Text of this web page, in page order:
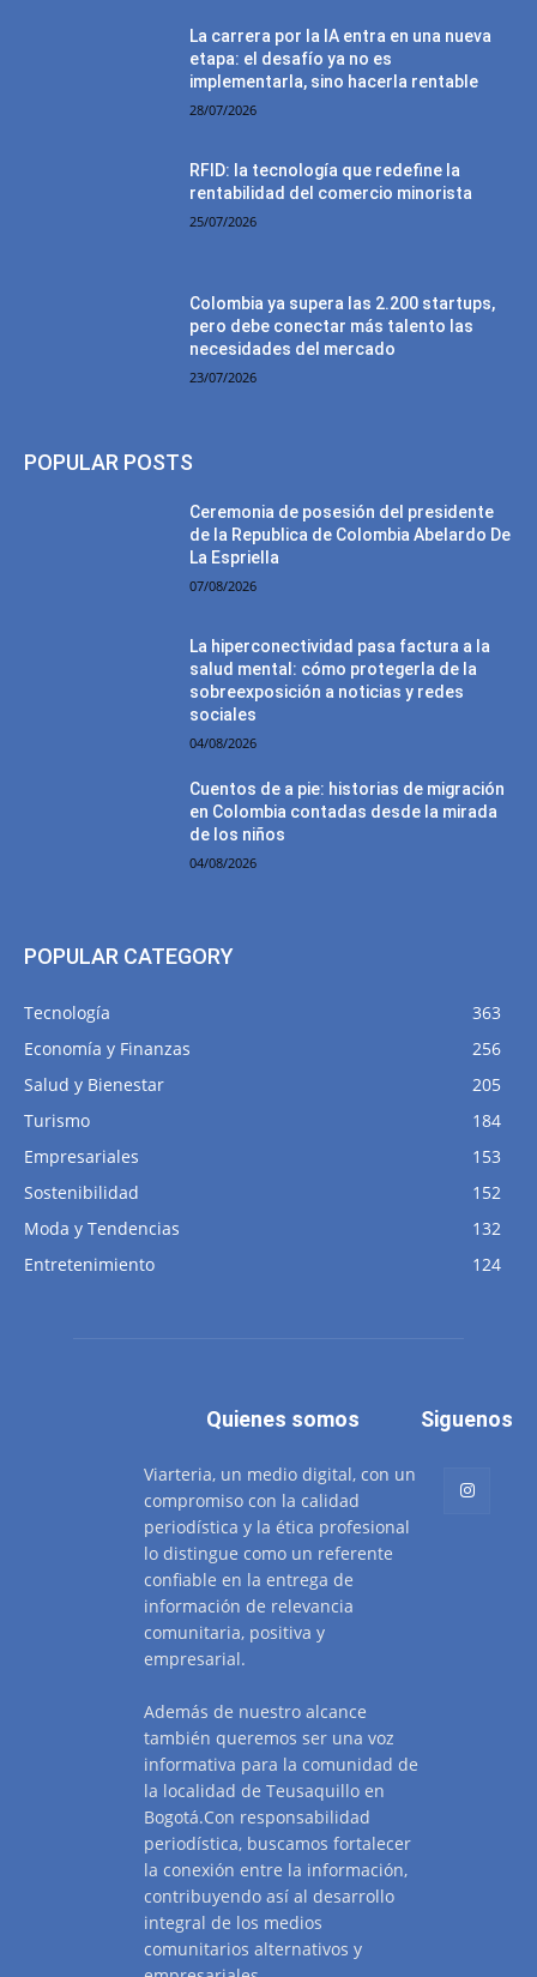
La carrera por la IA entra en una nueva
etapa: el desafío ya no es
implementarla, sino hacerla rentable
28/07/2026
RFID: la tecnología que redefine la
rentabilidad del comercio minorista
25/07/2026
Colombia ya supera las 2.200 startups,
pero debe conectar más talento las
necesidades del mercado
23/07/2026
POPULAR POSTS
Ceremonia de posesión del presidente
de la Republica de Colombia Abelardo De
La Espriella
07/08/2026
La hiperconectividad pasa factura a la
salud mental: cómo protegerla de la
sobreexposición a noticias y redes
sociales
04/08/2026
Cuentos de a pie: historias de migración
en Colombia contadas desde la mirada
de los niños
04/08/2026
POPULAR CATEGORY
Tecnología
363
Economía y Finanzas
256
Salud y Bienestar
205
Turismo
184
Empresariales
153
Sostenibilidad
152
Moda y Tendencias
132
Entretenimiento
124
Quienes somos
Viarteria, un medio digital, con un
compromiso con la calidad
periodística y la ética profesional
lo distingue como un referente
confiable en la entrega de
información de relevancia
comunitaria, positiva y
empresarial.
Además de nuestro alcance
también queremos ser una voz
informativa para la comunidad de
la localidad de Teusaquillo en
Bogotá.Con responsabilidad
periodística, buscamos fortalecer
la conexión entre la información,
contribuyendo así al desarrollo
integral de los medios
comunitarios alternativos y
Siguenos